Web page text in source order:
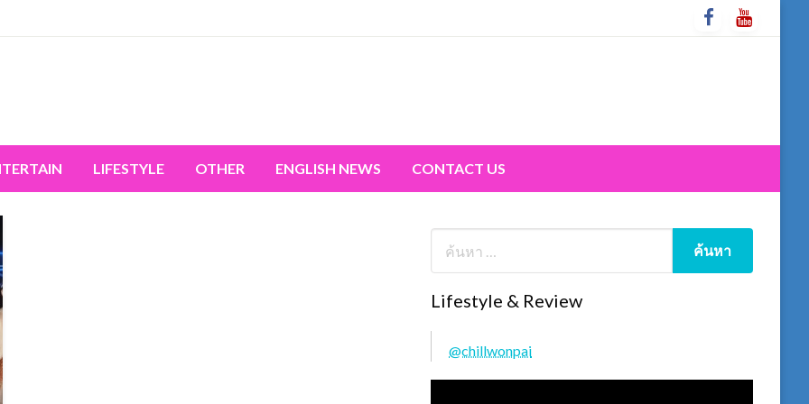
LIFESTYLE OTHER ENGLISH NEWS CONTACT US
Lifestyle & Review
@chillwonpai